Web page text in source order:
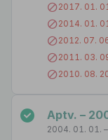
2017. 01.
2014. 01.
2012. 07.
2011. 03.
2010. 08.
Aptv. –
2004. 01. 01. –